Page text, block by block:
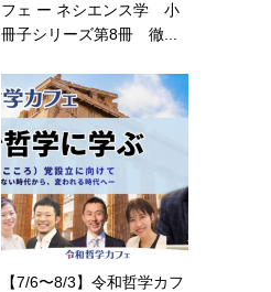
フェ ー ネシエンス学 小
冊子シリーズ第8冊 徹...
【7/6〜8/3】令和哲学カフ